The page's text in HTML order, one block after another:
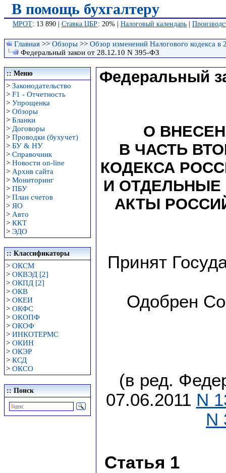
В помощь бухгалтеру
МРОТ: 13 890 | Ставка ЦБР: 20% | Налоговый календарь
Главная >> Обзоры >> Обзор изменений Налогового кодекса в
Федеральный закон от 28.12.10 N 395-ФЗ
:: Меню
> Законодательство
> F1 - Отчетность
> Упрощенка
> Обзоры
> Бланки
> Договоры
> Проводки (бухучет)
> БУ & НУ
> Справочник
> Новости on-line
> Архив сайта
> Мониторинг
> ПБУ
> План счетов
> ЯО
> Авто
> ККТ
> ЭДО
:: Классификаторы
> ОКСМ
> ОКВЭД [2]
> ОКПД [2]
> ОКВ
> ОКЕИ
> ОКФС
> ОКОПФ
> ОКОФ
> ИНКОТЕРМС
> ОКИН
> ОКЭР
> КСД
> ОКСО
:: Поиск
Федеральный
О
В ЧАСТЬ
КОДЕКСА
И
АКТЫ
Принят
Одобрен
(в ред.
07.06.2011 N
N
Статья 1